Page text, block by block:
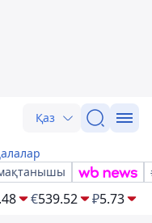
Қаз
€539.52 ₽5.73